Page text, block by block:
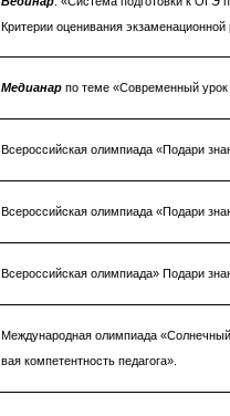
Критерии оценивания экзаменационной
Медианарпо теме «Современный урок
Всероссийская олимпиада «Подари
Всероссийская олимпиада «Подари
Всероссийская олимпиада» Подари
Международная олимпиада
вая компетентность педагога».